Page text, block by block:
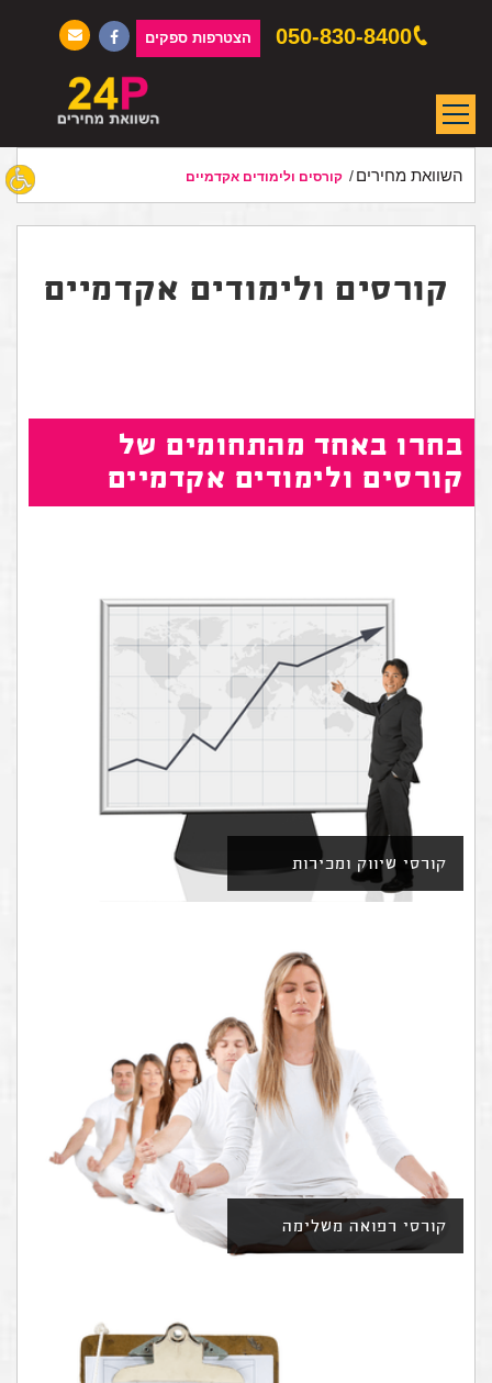
050-830-8400 הצטרפות ספקים
השוואת מחירים קורסים ולימודים אקדמיים
קורסים ולימודים אקדמיים
בחרו באחד מהתחומים של
קורסים ולימודים אקדמיים
קורסי שיווק ומכירות
קורסי רפואה משלימה